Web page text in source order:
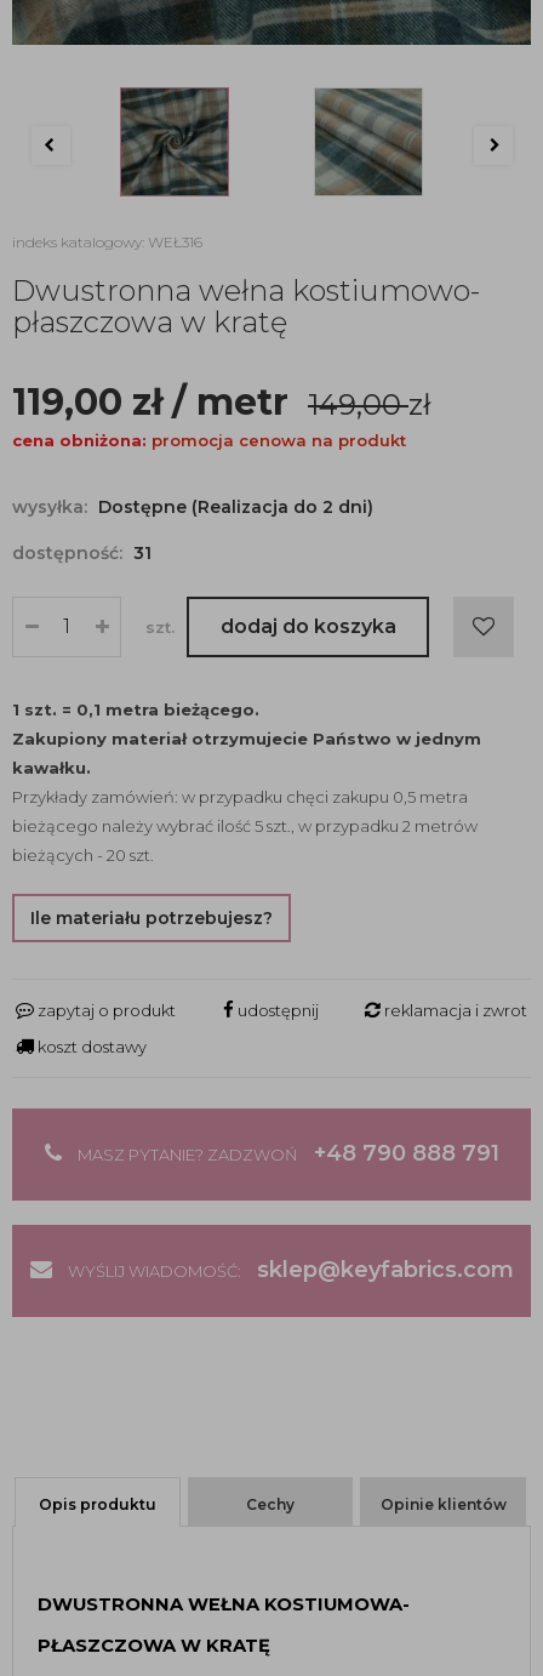
indeks katalogowy: WEŁ316
Dwustronna wełna kostiumowo-
płaszczowa w kratę
119,00 zł/ metr 149,00zł
cena obniżona: promocja cenowa na produkt
wysyłka: Dostępne (Realizacja do 2 dni)
dostępność: 31
szt. dodaj do koszyka
1 szt. = 0,1 metra bieżącego.
Zakupiony materiał otrzymujecie Państwo w jednym
kawałku.
Przykłady zamówień: w przypadku chęci zakupu 0,5 metra
bieżącego należy wybrać ilość 5 szt., w przypadku 2 metrów
bieżących - 20 szt.
Ile materiału potrzebujesz?
zapytaj o produkt udostępnij
reklamacja i zwrot
koszt dostawy
MASZ PYTANIE? ZADZWOŃ +48 790 888 791
WYŚLIJ WIADOMOŚĆ: sklep@keyfabrics.com
Opis produktu Cechy Opinie klientów
DWUSTRONNA WEŁNA KOSTIUMOWA-
PŁASZCZOWA W KRATĘ